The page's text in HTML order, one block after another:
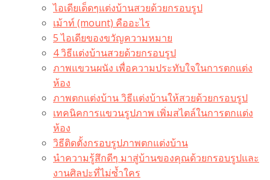
ไอเดียเด็ดๆแต่งบ้านสวยด้วยกรอบรูป
เม้าท์ (mount) คืออะไร​
5 ไอเดียของขวัญความหมาย
4 วิธีแต่งบ้านสวยด้วยกรอบรูป
ภาพแขวนผนัง เพื่อความประทับใจในการตกแต่ง
ห้อง
ภาพตกแต่งบ้าน วิธีแต่งบ้านให้สวยด้วยกรอบรูป
เทคนิคการแขวนรูปภาพ เพิ่มสไตล์ในการตกแต่ง
ห้อง
วิธีติดตั้งกรอบรูปภาพตกแต่งบ้าน
นำความรู้สึกดีๆ มาสู่บ้านของคุณด้วยกรอบรูปและ
งานศิลปะที่ไม่ซ้ำใคร